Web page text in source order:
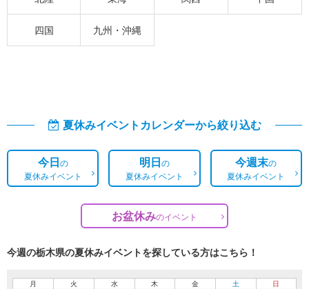
四国 九州・沖縄
夏休みイベントカレンダーから絞り込む
今日の
夏休みイベント
明日の
夏休みイベント
今週末の
夏休みイベント
お盆休みのイベント
今週の栃木県の夏休みイベントを探している方はこちら！
月 火 水 木 金 土 日